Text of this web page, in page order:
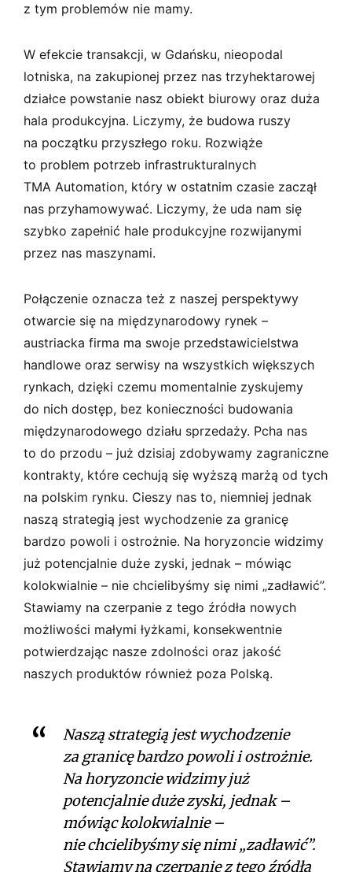
z tym problemów nie mamy.
W efekcie transakcji, w Gdańsku, nieopodal
lotniska, na zakupionej przez nas trzyhektarowej
działce powstanie nasz obiekt biurowy oraz duża
hala produkcyjna. Liczymy, że budowa ruszy
na początku przyszłego roku. Rozwiąże
to problem potrzeb infrastrukturalnych
TMA Automation, który w ostatnim czasie zaczął
nas przyhamowywać. Liczymy, że uda nam się
szybko zapełnić hale produkcyjne rozwijanymi
przez nas maszynami.
Połączenie oznacza też z naszej perspektywy
otwarcie się na międzynarodowy rynek –
austriacka firma ma swoje przedstawicielstwa
handlowe oraz serwisy na wszystkich większych
rynkach, dzięki czemu momentalnie zyskujemy
do nich dostęp, bez konieczności budowania
międzynarodowego działu sprzedaży. Pcha nas
to do przodu – już dzisiaj zdobywamy zagraniczne
kontrakty, które cechują się wyższą marżą od tych
na polskim rynku. Cieszy nas to, niemniej jednak
naszą strategią jest wychodzenie za granicę
bardzo powoli i ostrożnie. Na horyzoncie widzimy
już potencjalnie duże zyski, jednak – mówiąc
kolokwialnie – nie chcielibyśmy się nimi „zadławić”.
Stawiamy na czerpanie z tego źródła nowych
możliwości małymi łyżkami, konsekwentnie
potwierdzając nasze zdolności oraz jakość
naszych produktów również poza Polską.
Naszą strategią jest wychodzenie
za granicę bardzo powoli i ostrożnie.
Na horyzoncie widzimy już
potencjalnie duże zyski, jednak –
mówiąc kolokwialnie –
nie chcielibyśmy się nimi „zadławić”.
Stawiamy na czerpanie z tego źródła